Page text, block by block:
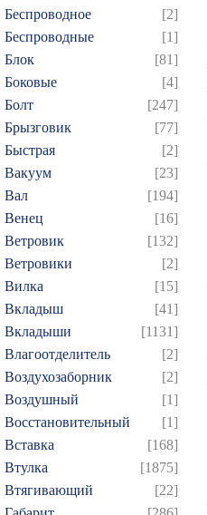
Беспроводное
[2]
Беспроводные
[1]
Блок
[81]
Боковые
[4]
Болт
[247]
Брызговик
[77]
Быстрая
[2]
Вакуум
[23]
Вал
[194]
Венец
[16]
Ветровик
[132]
Ветровики
[2]
Вилка
[15]
Вкладыш
[41]
Вкладыши
[1131]
Влагоотделитель
[2]
Воздухозаборник
[2]
Воздушный
[1]
Восстановительный
[1]
Вставка
[168]
Втулка
[1875]
Втягивающий
[22]